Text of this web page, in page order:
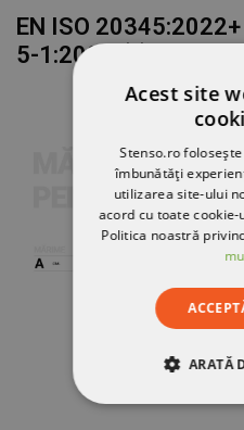
EN ISO
5-1:2024 $$
Acest site
Stenso.ro
îmbunătăți
utilizarea site-ului
acord cu toate
Politica noastră
ARATĂ